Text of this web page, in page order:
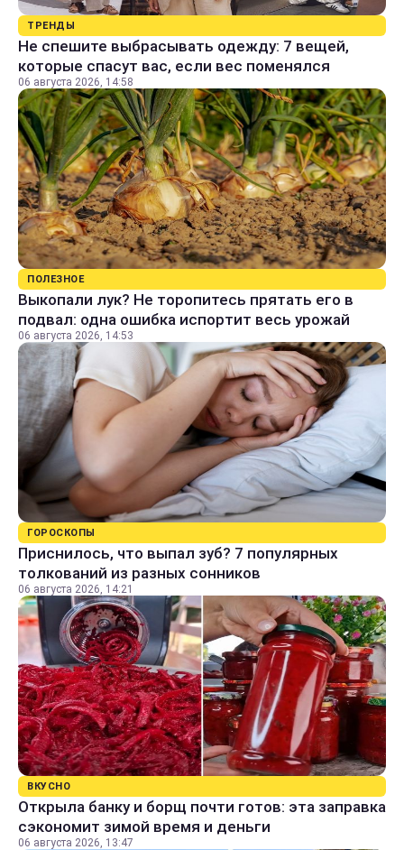
ТРЕНДЫ
Не спешите выбрасывать одежду: 7 вещей,
которые спасут вас, если вес поменялся
06 августа 2026, 14:58
ПОЛЕЗНОЕ
Выкопали лук? Не торопитесь прятать его в
подвал: одна ошибка испортит весь урожай
06 августа 2026, 14:53
ГОРОСКОПЫ
Приснилось, что выпал зуб? 7 популярных
толкований из разных сонников
06 августа 2026, 14:21
ВКУСНО
Открыла банку и борщ почти готов: эта заправка
сэкономит зимой время и деньги
06 августа 2026, 13:47